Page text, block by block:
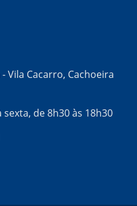
Vila Cacarro, Cachoeira
de 8h30 às 18h30